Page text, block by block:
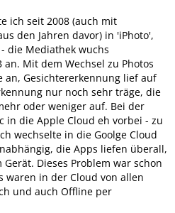
ich seit 2008 (auch mit
den Jahren davor) in 'iPhoto',
die Mediathek wuchs
Mit dem Wechsel zu Photos
an, Gesichtererkennung lief auf
nur noch sehr träge, die
oder weniger auf. Bei der
in die Apple Cloud eh vorbei - zu
wechselte in die Goolge Cloud
die Apps liefen überall,
Dieses Problem war schon
waren in der Cloud von allen
und auch Offline per